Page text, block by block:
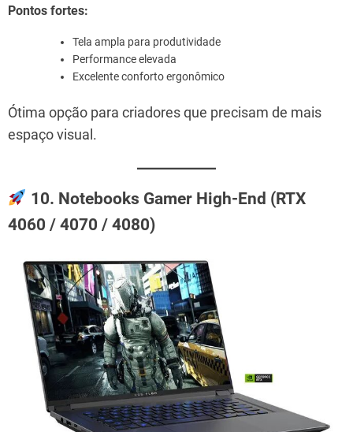
Pontos fortes:
Tela ampla para produtividade
Performance elevada
Excelente conforto ergonômico
Ótima opção para criadores que precisam de mais
espaço visual.
10. Notebooks Gamer High-End (RTX
4060 / 4070 / 4080)